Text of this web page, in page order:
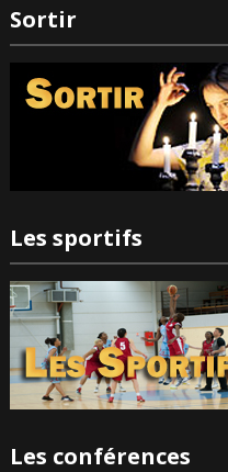
Sortir
Les sportifs
Les conférences